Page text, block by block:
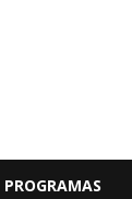
PROGRAMAS